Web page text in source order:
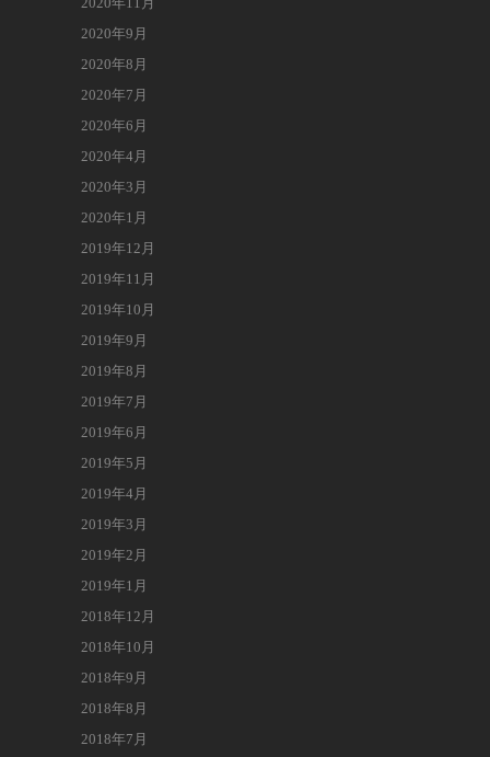
2020年9月
2020年8月
2020年7月
2020年6月
2020年4月
2020年3月
2020年1月
2019年12月
2019年11月
2019年10月
2019年9月
2019年8月
2019年7月
2019年6月
2019年5月
2019年4月
2019年3月
2019年2月
2019年1月
2018年12月
2018年10月
2018年9月
2018年8月
2018年7月